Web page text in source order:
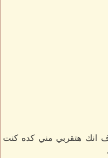
انك هتقربي مني كده كنت